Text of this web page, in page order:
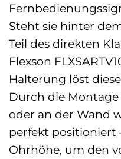
Steht sie hinter
Teil des direkten
Flexson
Halterung löst
Durch die
oder an der Wand
perfekt positioniert
Ohrhöhe, um den